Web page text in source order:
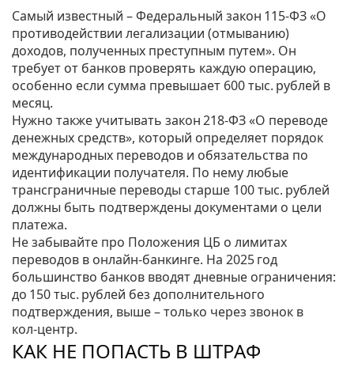
Самый известный – Федеральный закон 115‑ФЗ «О
противодействии легализации (отмыванию)
доходов, полученных преступным путем». Он
требует от банков проверять каждую операцию,
особенно если сумма превышает 600 тыс. рублей в
месяц.
Нужно также учитывать закон 218‑ФЗ «О переводе
денежных средств», который определяет порядок
международных переводов и обязательства по
идентификации получателя. По нему любые
трансграничные переводы старше 100 тыс. рублей
должны быть подтверждены документами о цели
платежа.
Не забывайте про Положения ЦБ о лимитах
переводов в онлайн‑банкинге. На 2025 год
большинство банков вводят дневные ограничения:
до 150 тыс. рублей без дополнительного
подтверждения, выше – только через звонок в
кол‑центр.
КАК НЕ ПОПАСТЬ В ШТРАФ